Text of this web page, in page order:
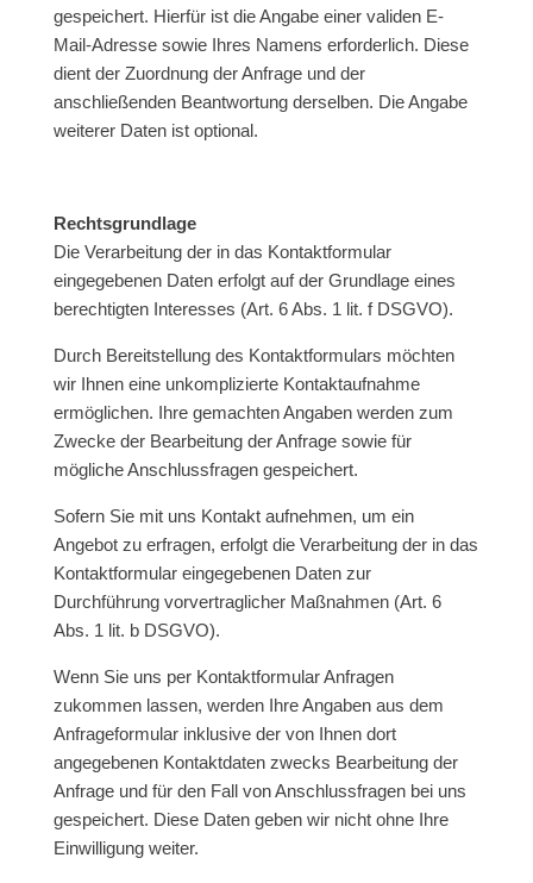
gespeichert. Hierfür ist die Angabe einer validen E-
Mail-Adresse sowie Ihres Namens erforderlich. Diese
dient der Zuordnung der Anfrage und der
anschließenden Beantwortung derselben. Die Angabe
weiterer Daten ist optional.
Rechtsgrundlage
Die Verarbeitung der in das Kontaktformular
eingegebenen Daten erfolgt auf der Grundlage eines
berechtigten Interesses (Art. 6 Abs. 1 lit. f DSGVO).
Durch Bereitstellung des Kontaktformulars möchten
wir Ihnen eine unkomplizierte Kontaktaufnahme
ermöglichen. Ihre gemachten Angaben werden zum
Zwecke der Bearbeitung der Anfrage sowie für
mögliche Anschlussfragen gespeichert.
Sofern Sie mit uns Kontakt aufnehmen, um ein
Angebot zu erfragen, erfolgt die Verarbeitung der in das
Kontaktformular eingegebenen Daten zur
Durchführung vorvertraglicher Maßnahmen (Art. 6
Abs. 1 lit. b DSGVO).
Wenn Sie uns per Kontaktformular Anfragen
zukommen lassen, werden Ihre Angaben aus dem
Anfrageformular inklusive der von Ihnen dort
angegebenen Kontaktdaten zwecks Bearbeitung der
Anfrage und für den Fall von Anschlussfragen bei uns
gespeichert. Diese Daten geben wir nicht ohne Ihre
Einwilligung weiter.